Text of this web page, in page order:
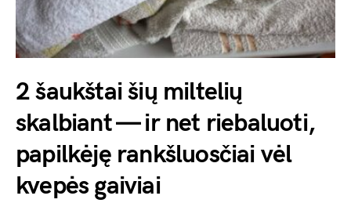
2 šaukštai šių miltelių
skalbiant — ir net riebaluoti,
papilkėję rankšluosčiai vėl
kvepės gaiviai